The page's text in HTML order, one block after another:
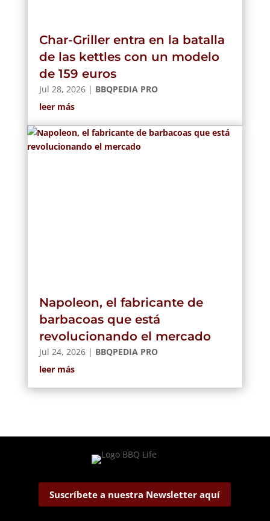
Char-Griller entra en la batalla
de las kettles con un modelo
de 159 euros
Jul 28, 2026| BBQPEDIA PRO
leer más
Napoleon, el fabricante de
barbacoas que está
revolucionando el mercado
Jul 24, 2026| BBQPEDIA PRO
leer más
Suscríbete a nuestra Newsletter aquí